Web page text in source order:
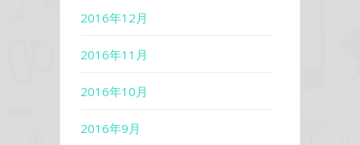
2016年12月
2016年11月
2016年10月
2016年9月